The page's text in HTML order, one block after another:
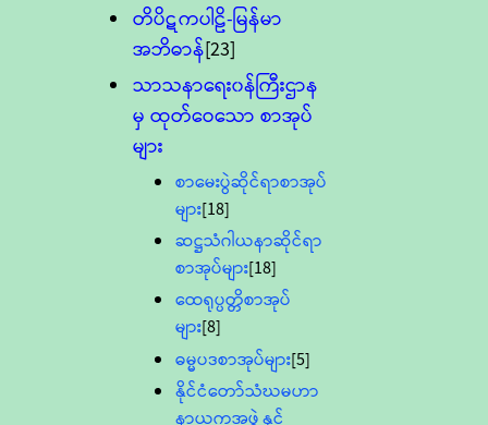
တိပိဋကပါဠိ-မြန်မာ
အဘိဓာန်[23]
သာသနာရေး၀န်ကြီးဌာန
မှ ထုတ်ဝေသော စာအုပ်
များ
စာမေးပွဲဆိုင်ရာစာအုပ်
များ[18]
ဆဋ္ဌသံဂါယနာဆိုင်ရာ
စာအုပ်များ[18]
ထေရုပ္ပတ္တိစာအုပ်
များ[8]
ဓမ္မပဒစာအုပ်များ[5]
နိုင်ငံတော်သံဃမဟာ
နာယကအဖွဲ့နှင့်